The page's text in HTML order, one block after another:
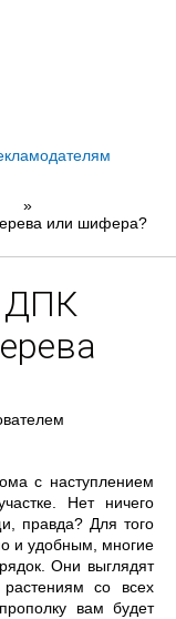
»
или шифера?
ДПК
с наступлением
Нет ничего
правда? Для того
и удобным, многие
Они выглядят
со всех
вам будет